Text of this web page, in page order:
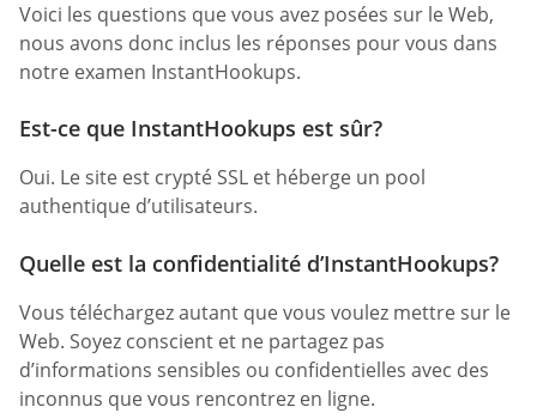
Voici les questions que vous avez posées sur le Web,
nous avons donc inclus les réponses pour vous dans
notre examen InstantHookups.
Est-ce que InstantHookups est sûr?
Oui. Le site est crypté SSL et héberge un pool
authentique d’utilisateurs.
Quelle est la confidentialité d’InstantHookups?
Vous téléchargez autant que vous voulez mettre sur le
Web. Soyez conscient et ne partagez pas
d’informations sensibles ou confidentielles avec des
inconnus que vous rencontrez en ligne.